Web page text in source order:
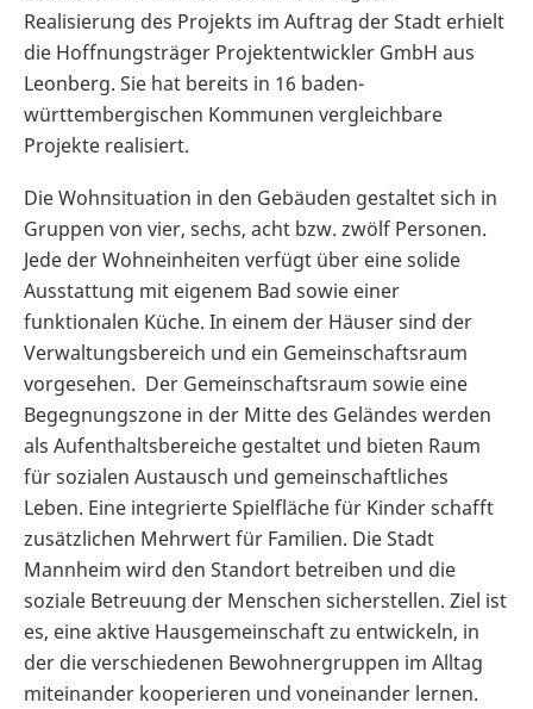
Realisierung des Projekts im Auftrag der Stadt erhielt
die Hoffnungsträger Projektentwickler GmbH aus
Leonberg. Sie hat bereits in 16 baden-
württembergischen Kommunen vergleichbare
Projekte realisiert.
Die Wohnsituation in den Gebäuden gestaltet sich in
Gruppen von vier, sechs, acht bzw. zwölf Personen.
Jede der Wohneinheiten verfügt über eine solide
Ausstattung mit eigenem Bad sowie einer
funktionalen Küche. In einem der Häuser sind der
Verwaltungsbereich und ein Gemeinschaftsraum
vorgesehen. Der Gemeinschaftsraum sowie eine
Begegnungszone in der Mitte des Geländes werden
als Aufenthaltsbereiche gestaltet und bieten Raum
für sozialen Austausch und gemeinschaftliches
Leben. Eine integrierte Spielfläche für Kinder schafft
zusätzlichen Mehrwert für Familien. Die Stadt
Mannheim wird den Standort betreiben und die
soziale Betreuung der Menschen sicherstellen. Ziel ist
es, eine aktive Hausgemeinschaft zu entwickeln, in
der die verschiedenen Bewohnergruppen im Alltag
miteinander kooperieren und voneinander lernen.